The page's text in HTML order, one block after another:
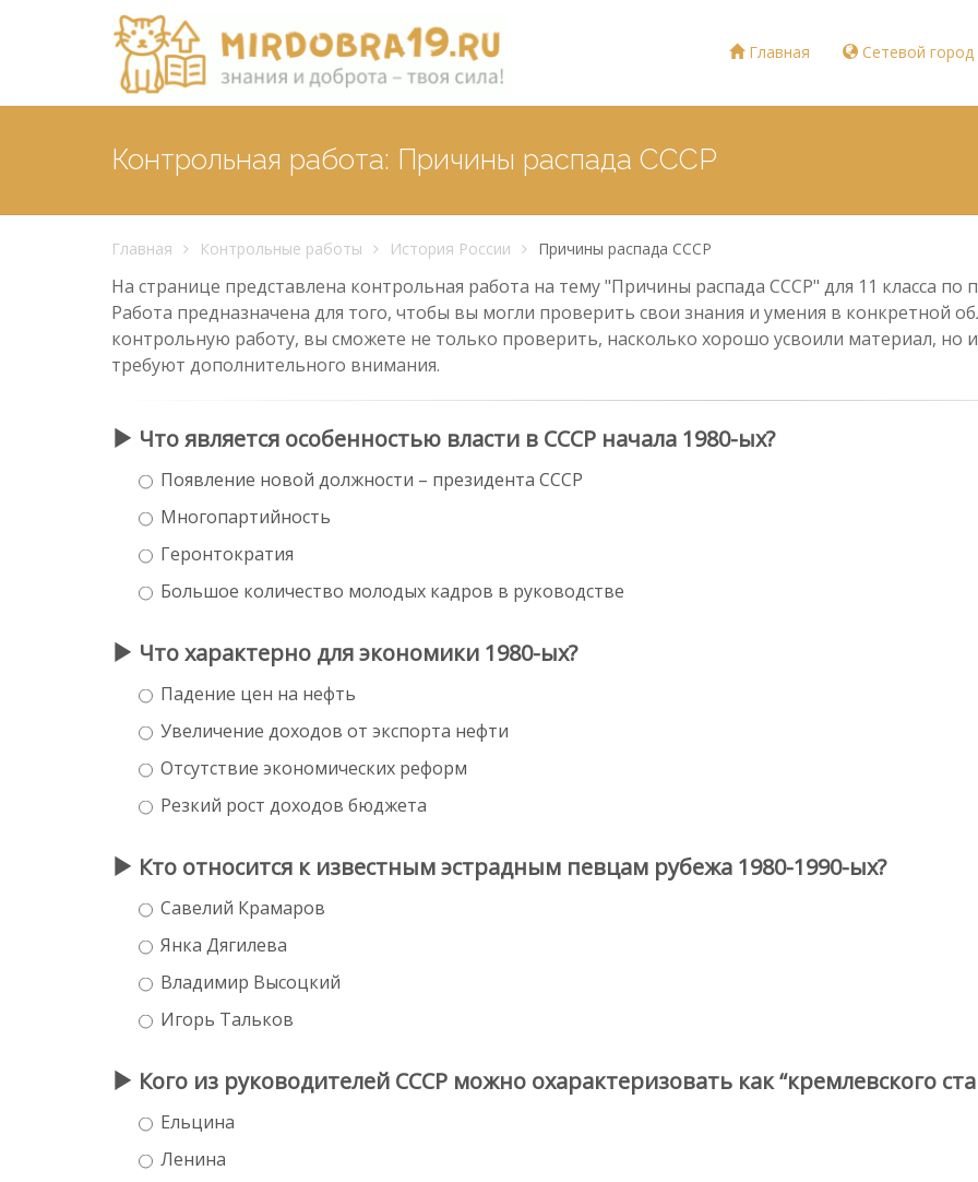
Главная Сетевой город
Контрольная работа: Причины распада СССР
Главная Контрольные работы История России Причины распада СССР
На странице представлена контрольная работа на тему "Причины распада СССР" для 11 класса по
Работа предназначена для того, чтобы вы могли проверить свои знания и умения в конкретной
контрольную работу, вы сможете не только проверить, насколько хорошо усвоили материал, но
требуют дополнительного внимания.
Что является особенностью власти в СССР начала 1980-ых?
Появление новой должности – президента СССР
Многопартийность
Геронтократия
Большое количество молодых кадров в руководстве
Что характерно для экономики 1980-ых?
Падение цен на нефть
Увеличение доходов от экспорта нефти
Отсутствие экономических реформ
Резкий рост доходов бюджета
Кто относится к известным эстрадным певцам рубежа 1980-1990-ых?
Савелий Крамаров
Янка Дягилева
Владимир Высоцкий
Игорь Тальков
Кого из руководителей СССР можно охарактеризовать как “кремлевского
Ельцина
Ленина